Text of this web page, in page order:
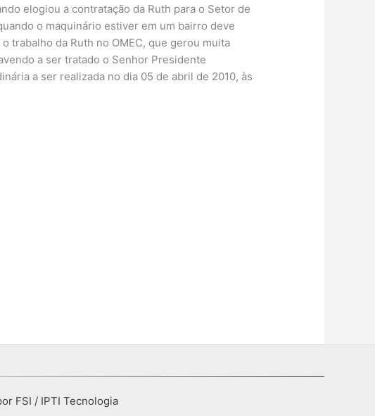
elogiou a contratação da Ruth para o Setor de
o maquinário estiver em um bairro deve
trabalho da Ruth no OMEC, que gerou muita
a ser tratado o Senhor Presidente
a ser realizada no dia 05 de abril de 2010, às
FSI / IPTI Tecnologia